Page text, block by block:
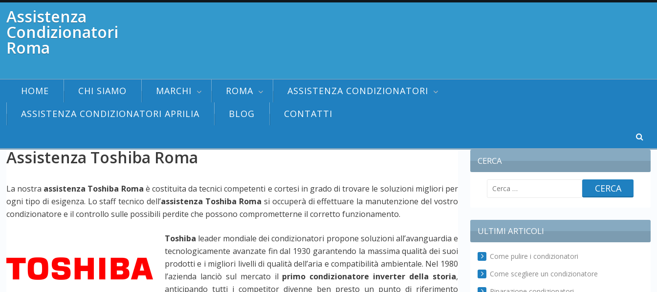
Assistenza
Condizionatori
Roma
HOME CHI SIAMO MARCHI ROMA
ASSISTENZA CONDIZIONATORI
ASSISTENZA CONDIZIONATORI APRILIA
BLOG CONTATTI
Assistenza Toshiba Roma
La nostra assistenza Toshiba Roma è costituita da tecnici competenti e cortesi in grado di trovare le soluzioni migliori per
ogni tipo di esigenza. Lo staff tecnico dell’assistenza Toshiba Roma si occuperà di effettuare la manutenzione del vostro
condizionatore e il controllo sulle possibili perdite che possono comprometterne il corretto funzionamento.
Toshiba leader mondiale dei condizionatori propone soluzioni all’avanguardia e
tecnologicamente avanzate fin dal 1930 garantendo la massima qualità dei suoi
prodotti e i migliori livelli di qualità dell’aria e compatibilità ambientale. Nel 1980
l’azienda lanciò sul mercato il primo condizionatore inverter della storia,
anticipando tutti i competitor divenne ben presto un punto di riferimento
CERCA
Ricerca
ULTIMI ARTICOLI
Come pulire i condizionatori
Come scegliere un condizionatore